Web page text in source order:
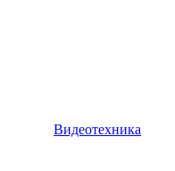
Видеотехника